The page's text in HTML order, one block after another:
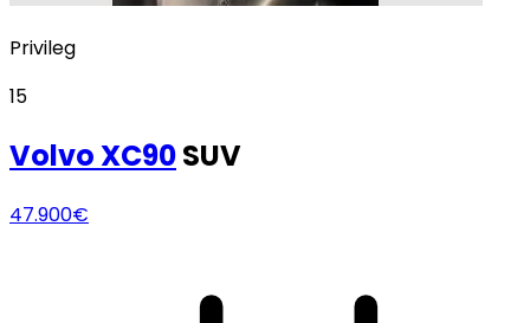
Privileg
15
VolvoXC90SUV
47.900€